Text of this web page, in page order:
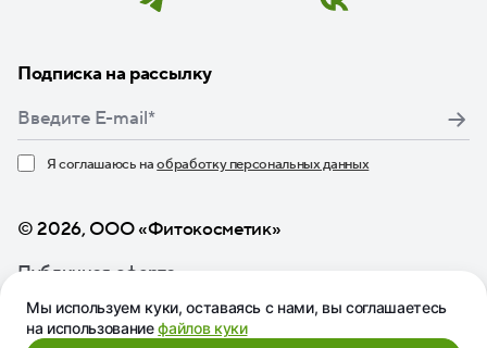
Подписка на рассылку
Я соглашаюсь наобработку персональных данных
© 2026, ООО «Фитокосметик»
Публичная оферта
Мы используем куки, оставаясь с нами, вы соглашаетесь
на использованиефайлов куки